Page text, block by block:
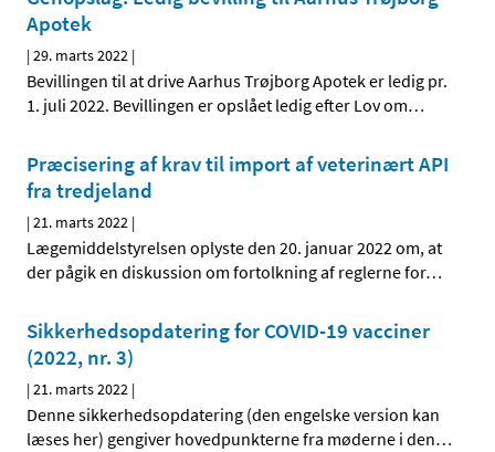
Apotek
|29. marts 2022 |
Bevillingen til at drive Aarhus Trøjborg Apotek er ledig pr.
1. juli 2022. Bevillingen er opslået ledig efter Lov om…
Præcisering af krav til import af veterinært API
fra tredjeland
|21. marts 2022 |
Lægemiddelstyrelsen oplyste den 20. januar 2022 om, at
der pågik en diskussion om fortolkning af reglerne for…
Sikkerhedsopdatering for COVID-19 vacciner
(2022, nr. 3)
|21. marts 2022 |
Denne sikkerhedsopdatering (den engelske version kan
læses her) gengiver hovedpunkterne fra møderne i den…